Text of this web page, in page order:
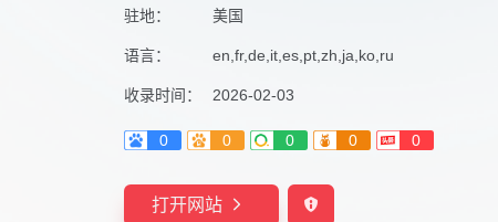
驻地： 美国
语言： en,fr,de,it,es,pt,zh,ja,ko,ru
收录时间： 2026-02-03
0 0 0 0 0
打开网站